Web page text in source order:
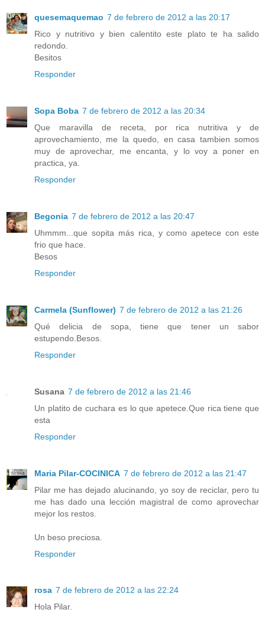
quesemaquemao 7 de febrero de 2012 a las 20:17
Rico y nutritivo y bien calentito este plato te ha salido
redondo.
Besitos
Responder
Sopa Boba 7 de febrero de 2012 a las 20:34
Que maravilla de receta, por rica nutritiva y de
aprovechamiento, me la quedo, en casa tambien somos
muy de aprovechar, me encanta, y lo voy a poner en
practica, ya.
Responder
Begonia 7 de febrero de 2012 a las 20:47
Uhmmm...que sopita más rica, y como apetece con este
frio que hace.
Besos
Responder
Carmela (Sunflower) 7 de febrero de 2012 a las 21:26
Qué delicia de sopa, tiene que tener un sabor
estupendo.Besos.
Responder
Susana 7 de febrero de 2012 a las 21:46
Un platito de cuchara es lo que apetece.Que rica tiene que
esta
Responder
Maria Pilar-COCINICA 7 de febrero de 2012 a las 21:47
Pilar me has dejado alucinando, yo soy de reciclar, pero tu
me has dado una lección magistral de como aprovechar
mejor los restos.
Un beso preciosa.
Responder
rosa 7 de febrero de 2012 a las 22:24
Hola Pilar.